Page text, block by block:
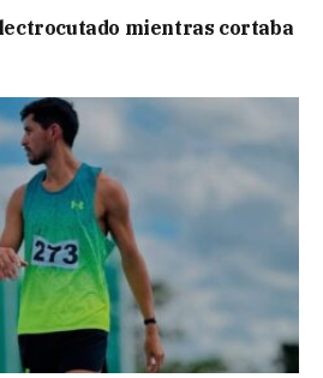
mientras cortaba